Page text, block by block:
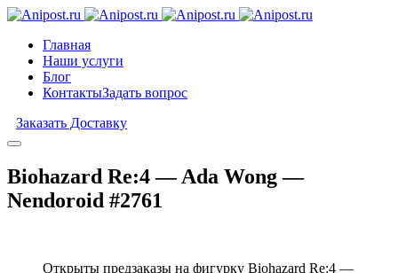
Главная
Наши услуги
Блог
КонтактыЗадать вопрос
Заказать Доставку
Biohazard Re:4 — Ada Wong —
Nendoroid #2761
Открыты предзаказы на фигурку Biohazard Re:4 —